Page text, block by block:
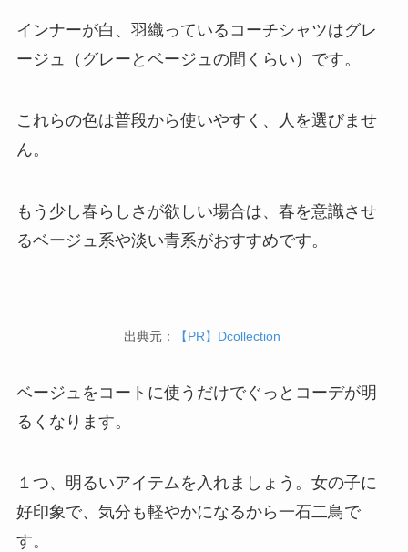
インナーが白、羽織っているコーチシャツはグレ
ージュ（グレーとベージュの間くらい）です。
これらの色は普段から使いやすく、人を選びませ
ん。
もう少し春らしさが欲しい場合は、春を意識させ
るベージュ系や淡い青系がおすすめです。
出典元： 【PR】Dcollection
ベージュをコートに使うだけでぐっとコーデが明
るくなります。
１つ、明るいアイテムを入れましょう。女の子に
好印象で、気分も軽やかになるから一石二鳥で
す。